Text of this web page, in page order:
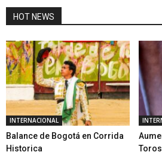
HOT NEWS
INTERNACIONAL
Balance de Bogotá en Corrida
Historica